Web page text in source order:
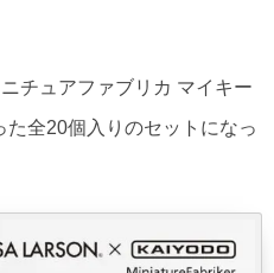
チュアファブリカ マイキー
全20個入りのセットになっ